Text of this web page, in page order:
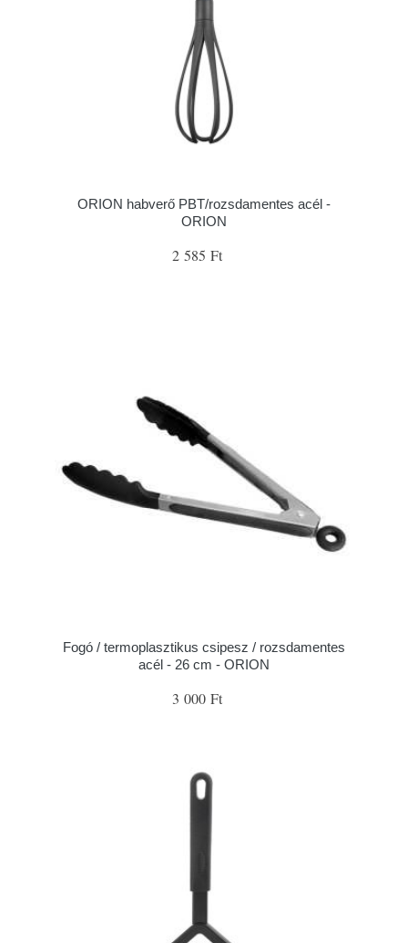
ORION habverő PBT/rozsdamentes acél -
ORION
2 585 Ft
Fogó / termoplasztikus csipesz / rozsdamentes
acél - 26 cm - ORION
3 000 Ft